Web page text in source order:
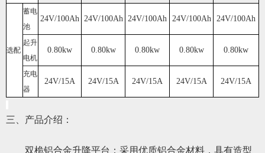
选配
蓄电
池
24V/100Ah 24V/100Ah 24V/100Ah 24V/100Ah 24V/100Ah
起升
电机
0.80kw 0.80kw 0.80kw 0.80kw 0.80kw
充电
器
24V/15A 24V/15A 24V/15A 24V/15A 24V/15A
三、产品介绍：
双桅铝合金升降平台：采用优质铝合金材料，具有造型